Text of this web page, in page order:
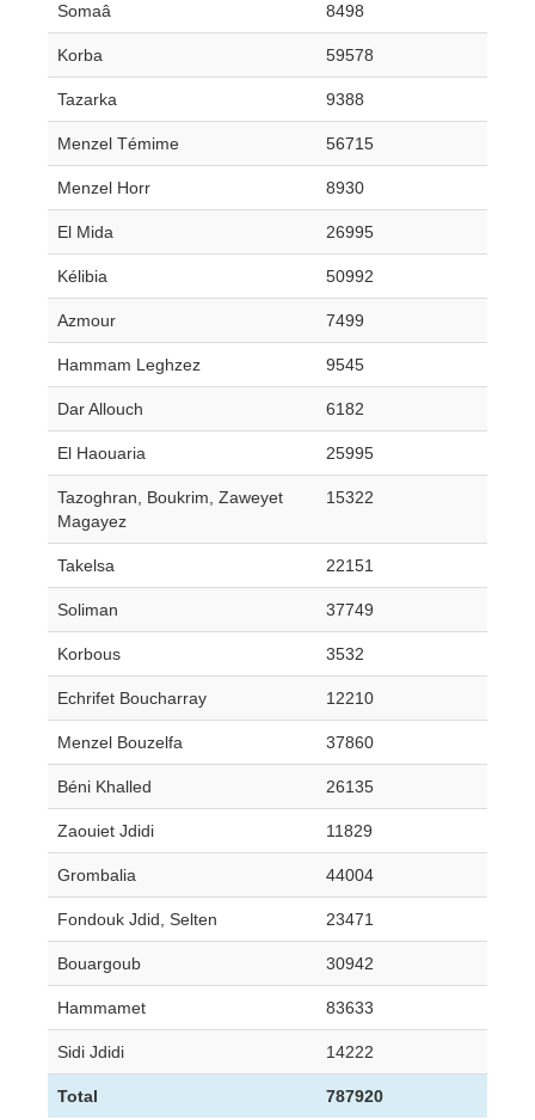
Total 787920
Somaâ 8498
Korba 59578
Tazarka 9388
Menzel Témime 56715
Menzel Horr 8930
El Mida 26995
Kélibia 50992
Azmour 7499
Hammam Leghzez 9545
Dar Allouch 6182
El Haouaria 25995
Tazoghran, Boukrim, Zaweyet
Magayez
15322
Takelsa 22151
Soliman 37749
Korbous 3532
Echrifet Boucharray 12210
Menzel Bouzelfa 37860
Béni Khalled 26135
Zaouiet Jdidi 11829
Grombalia 44004
Fondouk Jdid, Selten 23471
Bouargoub 30942
Hammamet 83633
Sidi Jdidi 14222